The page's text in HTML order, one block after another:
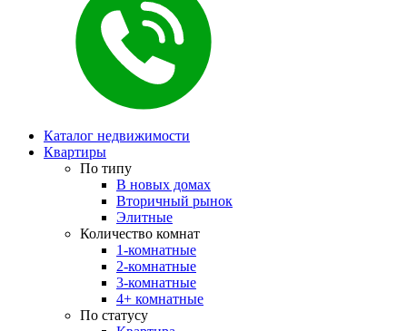
Каталог недвижимости
Квартиры
По типу
В новых домах
Вторичный рынок
Элитные
Количество комнат
1-комнатные
2-комнатные
3-комнатные
4+ комнатные
По статусу